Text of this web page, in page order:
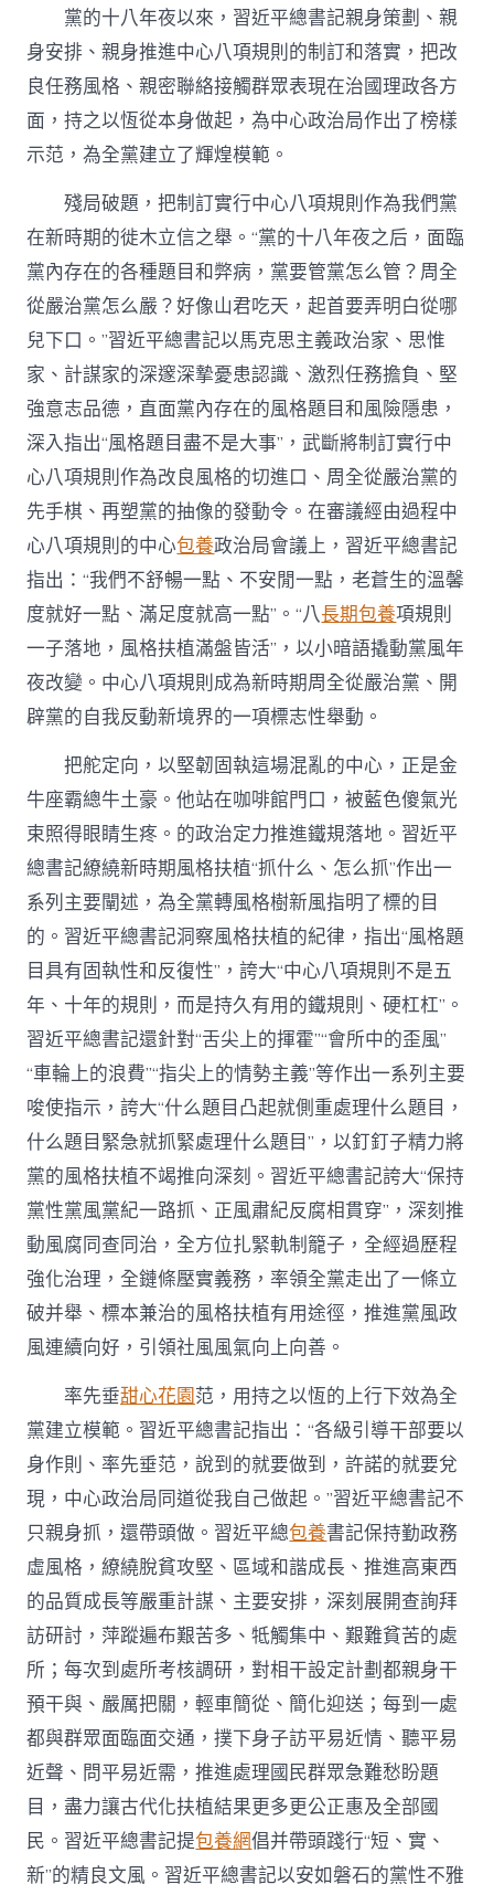
黨的十八年夜以來，習近平總書記親身策劃、親
身安排、親身推進中心八項規則的制訂和落實，把改
良任務風格、親密聯絡接觸群眾表現在治國理政各方
面，持之以恆從本身做起，為中心政治局作出了榜樣
示范，為全黨建立了輝煌模範。
殘局破題，把制訂實行中心八項規則作為我們黨
在新時期的徙木立信之舉。“黨的十八年夜之后，面臨
黨內存在的各種題目和弊病，黨要管黨怎么管？周全
從嚴治黨怎么嚴？好像山君吃天，起首要弄明白從哪
兒下口。”習近平總書記以馬克思主義政治家、思惟
家、計謀家的深邃深摯憂患認識、激烈任務擔負、堅
強意志品德，直面黨內存在的風格題目和風險隱患，
深入指出“風格題目盡不是大事”，武斷將制訂實行中
心八項規則作為改良風格的切進口、周全從嚴治黨的
先手棋、再塑黨的抽像的發動令。在審議經由過程中
心八項規則的中心包養政治局會議上，習近平總書記
指出：“我們不舒暢一點、不安閒一點，老蒼生的溫馨
度就好一點、滿足度就高一點”。“八長期包養項規則
一子落地，風格扶植滿盤皆活”，以小暗語撬動黨風年
夜改變。中心八項規則成為新時期周全從嚴治黨、開
辟黨的自我反動新境界的一項標志性舉動。
把舵定向，以堅韌固執這場混亂的中心，正是金
牛座霸總牛土豪。他站在咖啡館門口，被藍色傻氣光
束照得眼睛生疼。的政治定力推進鐵規落地。習近平
總書記繚繞新時期風格扶植“抓什么、怎么抓”作出一
系列主要闡述，為全黨轉風格樹新風指明了標的目
的。習近平總書記洞察風格扶植的紀律，指出“風格題
目具有固執性和反復性”，誇大“中心八項規則不是五
年、十年的規則，而是持久有用的鐵規則、硬杠杠”。
習近平總書記還針對“舌尖上的揮霍”“會所中的歪風”
“車輪上的浪費”“指尖上的情勢主義”等作出一系列主要
唆使指示，誇大“什么題目凸起就側重處理什么題目，
什么題目緊急就抓緊處理什么題目”，以釘釘子精力將
黨的風格扶植不竭推向深刻。習近平總書記誇大“保持
黨性黨風黨紀一路抓、正風肅紀反腐相貫穿”，深刻推
動風腐同查同治，全方位扎緊軌制籠子，全經過歷程
強化治理，全鏈條壓實義務，率領全黨走出了一條立
破并舉、標本兼治的風格扶植有用途徑，推進黨風政
風連續向好，引領社風風氣向上向善。
率先垂甜心花園范，用持之以恆的上行下效為全
黨建立模範。習近平總書記指出：“各級引導干部要以
身作則、率先垂范，說到的就要做到，許諾的就要兌
現，中心政治局同道從我自己做起。”習近平總書記不
只親身抓，還帶頭做。習近平總包養書記保持勤政務
虛風格，繚繞脫貧攻堅、區域和諧成長、推進高東西
的品質成長等嚴重計謀、主要安排，深刻展開查詢拜
訪研討，萍蹤遍布艱苦多、牴觸集中、艱難貧苦的處
所；每次到處所考核調研，對相干設定計劃都親身干
預干與、嚴厲把關，輕車簡從、簡化迎送；每到一處
都與群眾面臨面交通，撲下身子訪平易近情、聽平易
近聲、問平易近需，推進處理國民群眾急難愁盼題
目，盡力讓古代化扶植結果更多更公正惠及全部國
民。習近平總書記提包養網倡并帶頭踐行“短、實、
新”的精良文風。習近平總書記以安如磐石的黨性不雅